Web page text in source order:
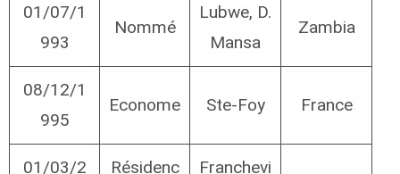
01/07/1
993
Nommé
Lubwe, D.
Mansa
Zambia
08/12/1
995
Econome Ste-Foy France
01/03/2
Résidenc
Franchevi